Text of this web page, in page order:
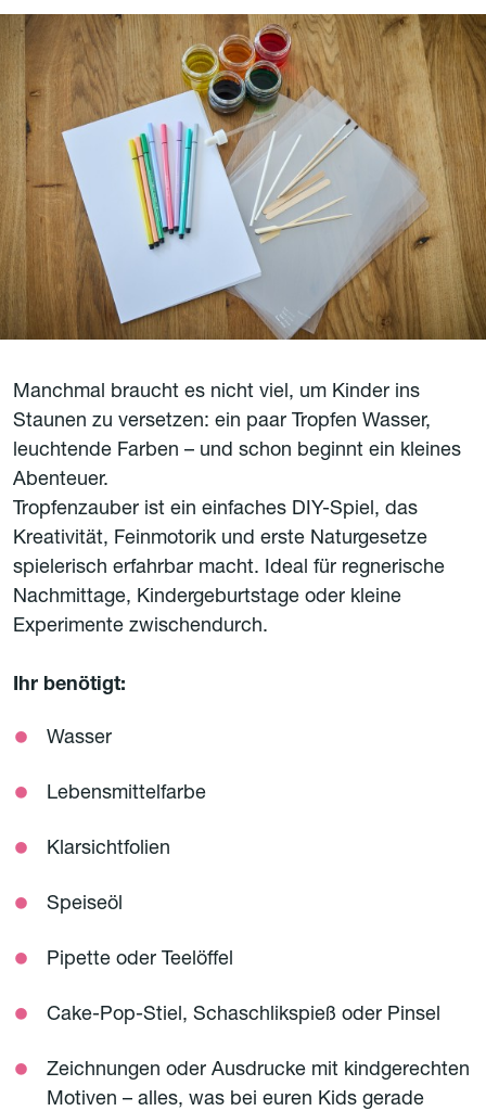
Manchmal braucht es nicht viel, um Kinder ins
Staunen zu versetzen: ein paar Tropfen Wasser,
leuchtende Farben – und schon beginnt ein kleines
Abenteuer.
Tropfenzauber ist ein einfaches DIY-Spiel, das
Kreativität, Feinmotorik und erste Naturgesetze
spielerisch erfahrbar macht. Ideal für regnerische
Nachmittage, Kindergeburtstage oder kleine
Experimente zwischendurch.
Ihr benötigt:
Wasser
Lebensmittelfarbe
Klarsichtfolien
Speiseöl
Pipette oder Teelöffel
Cake-Pop-Stiel, Schaschlikspieß oder Pinsel
Zeichnungen oder Ausdrucke mit kindgerechten
Motiven – alles, was bei euren Kids gerade